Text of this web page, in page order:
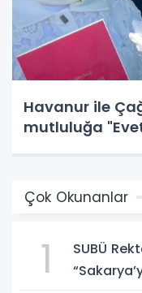
Havanur ile
mutluluğa
Çok Okunanlar
1
SUBÜ